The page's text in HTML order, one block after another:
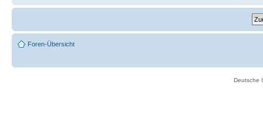
Foren-Übersicht
Deutsche